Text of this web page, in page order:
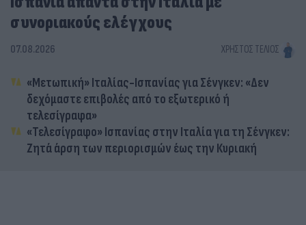
Ισπανία απαντά στην Ιταλία με
συνοριακούς ελέγχους
«Μετωπική» Ιταλίας-Ισπανίας για Σένγκεν: «Δεν
δεχόμαστε επιβολές από το εξωτερικό ή
τελεσίγραφα»
«Τελεσίγραφο» Ισπανίας στην Ιταλία για τη Σένγκεν: